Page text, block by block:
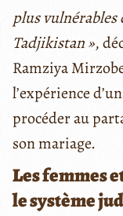
plus
Tadjikistan »,
Ramziya
l’expérience
procéder au
son mariage.
Les femmes
le système